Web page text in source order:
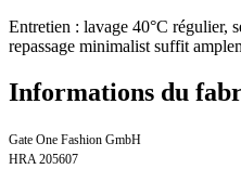
Entretien : lavage 40°C régulier,
repassage minimalist suffit
Informations du
Gate One Fashion GmbH
HRA 205607